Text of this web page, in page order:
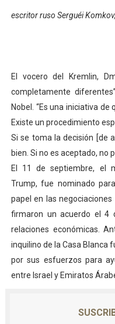
Gobernación de
Fortaleciendo la
Campo Elías
Fundecem inició con
El Lactario del Iahula
Plan Vacacional
Iniciación al yoga
Mincomunas impulsa
Expertos
escritor ruso Serguéi
El vocero del Kremlin,
completamente
Nobel. “Es una iniciativa
Existe un procedimiento
Si se toma la decisión [de
bien. Si no es aceptado, no
El 11 de septiembre, el
Trump, fue nominado
papel en las
firmaron un acuerdo el 4
relaciones económicas.
inquilino de la Casa Blanca
por sus esfuerzos para
entre Israel y Emiratos